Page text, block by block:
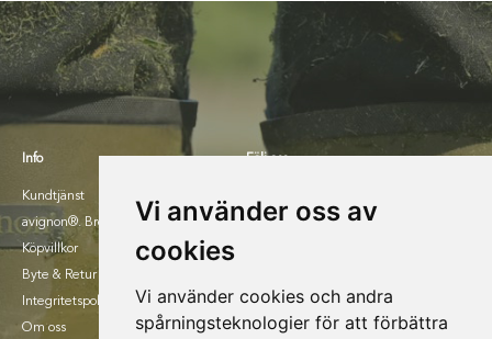
Vi använder oss av
cookies
Vi använder cookies och andra
spårningsteknologier för att förbättra
Info
Kundtjänst
avignon®. Broschyr 2025.
Köpvillkor
Byte & Retur
Integritetspolicy
Om oss
Följ oss